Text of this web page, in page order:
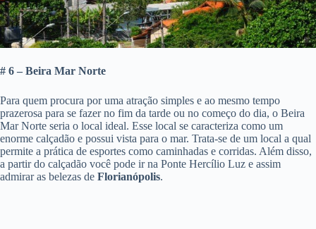
# 6 – Beira Mar Norte
Para quem procura por uma atração simples e ao mesmo tempo
prazerosa para se fazer no fim da tarde ou no começo do dia, o Beira
Mar Norte seria o local ideal. Esse local se caracteriza como um
enorme calçadão e possui vista para o mar. Trata-se de um local a qual
permite a prática de esportes como caminhadas e corridas. Além disso,
a partir do calçadão você pode ir na Ponte Hercílio Luz e assim
admirar as belezas de Florianópolis.